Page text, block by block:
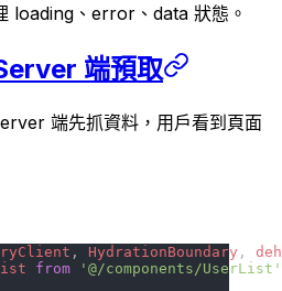
loading、error、data 狀態。
端預取
端先抓資料，用戶看到頁面
, HydrationBoundary ,
from '@/components/UserList'